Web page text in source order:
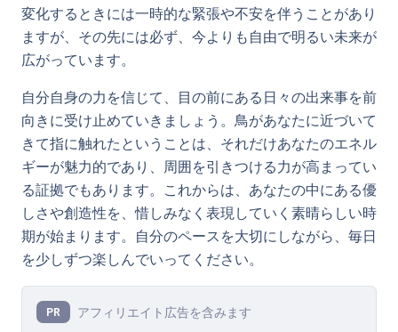
変化するときには一時的な緊張や不安を伴うことがあり
ますが、その先には必ず、今よりも自由で明るい未来が
広がっています。
自分自身の力を信じて、目の前にある日々の出来事を前
向きに受け止めていきましょう。鳥があなたに近づいて
きて指に触れたということは、それだけあなたのエネル
ギーが魅力的であり、周囲を引きつける力が高まってい
る証拠でもあります。これからは、あなたの中にある優
しさや創造性を、惜しみなく表現していく素晴らしい時
期が始まります。自分のペースを大切にしながら、毎日
を少しずつ楽しんでいってください。
PR アフィリエイト広告を含みます